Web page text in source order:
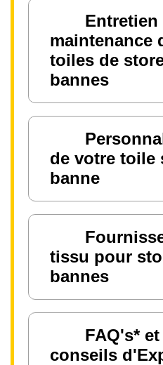
Entretien
maintenance
toiles de
bannes
de votre toile
banne
tissu pour
bannes
FAQ's* et
conseils